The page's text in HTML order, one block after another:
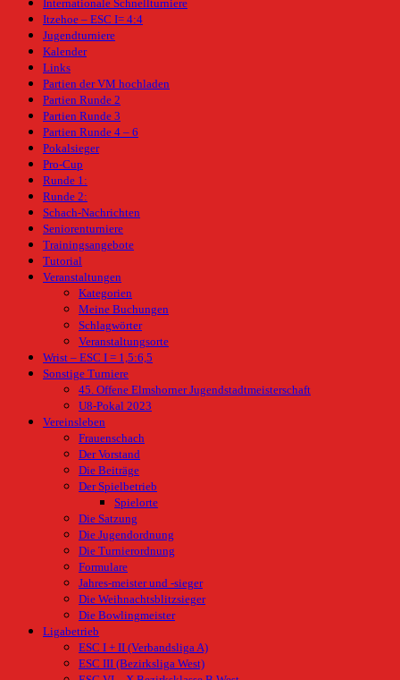
Internationale Schnellturniere
Itzehoe – ESC I= 4:4
Jugendturniere
Kalender
Links
Partien der VM hochladen
Partien Runde 2
Partien Runde 3
Partien Runde 4 – 6
Pokalsieger
Pro-Cup
Runde 1:
Runde 2:
Schach-Nachrichten
Seniorenturniere
Trainingsangebote
Tutorial
Veranstaltungen
Kategorien
Meine Buchungen
Schlagwörter
Veranstaltungsorte
Wrist – ESC I = 1,5:6,5
Sonstige Turniere
45. Offene Elmshorner Jugendstadtmeisterschaft
U8-Pokal 2023
Vereinsleben
Frauenschach
Der Vorstand
Die Beiträge
Der Spielbetrieb
Spielorte
Die Satzung
Die Jugendordnung
Die Turnierordnung
Formulare
Jahres-meister und -sieger
Die Weihnachtsblitzsieger
Die Bowlingmeister
Ligabetrieb
ESC I + II (Verbandsliga A)
ESC III (Bezirksliga West)